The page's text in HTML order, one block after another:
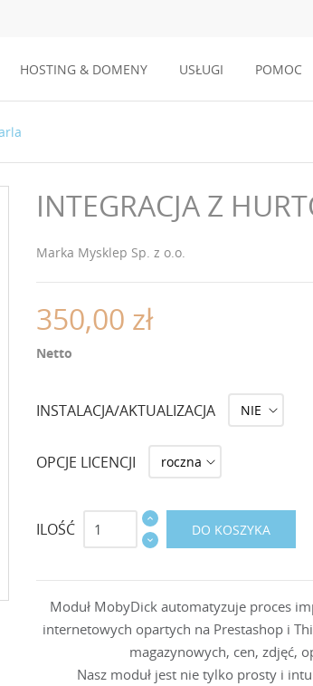
HOSTING & DOMENY USŁUGI POMOC
INTEGRACJA Z
Marka Mysklep Sp. z o.o.
350,00 zł
Netto
INSTALACJA/AKTUALIZACJA
OPCJE LICENCJI
ILOŚĆ DO KOSZYKA
Moduł MobyDick automatyzuje proces
internetowych opartych na Prestashop i
magazynowych, cen, zdjęć,
Nasz moduł jest nie tylko prosty i